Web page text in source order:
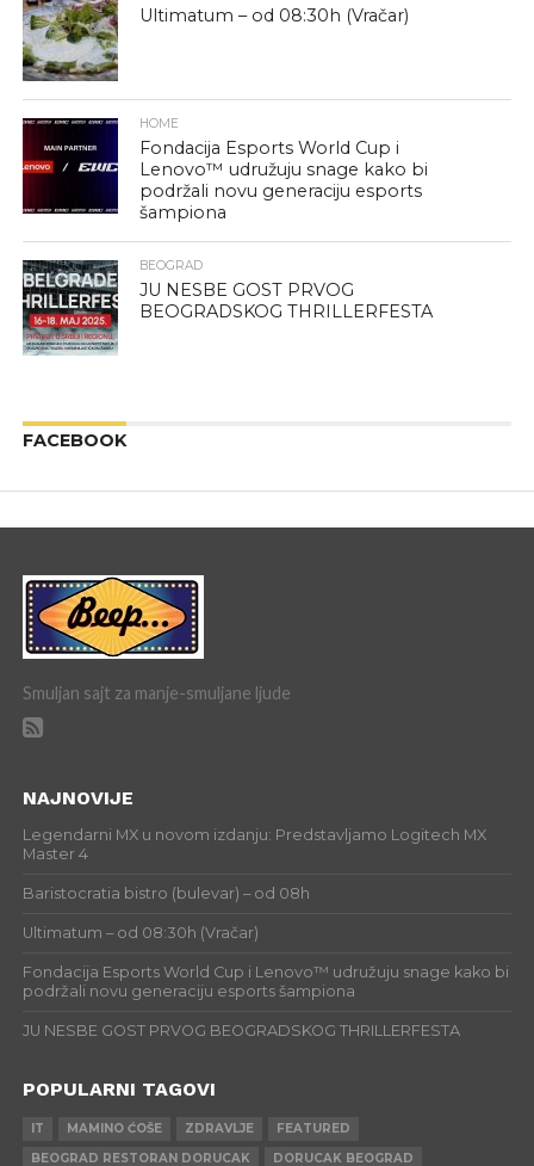
Ultimatum – od 08:30h (Vračar)
HOME
Fondacija Esports World Cup i
Lenovo™ udružuju snage kako bi
podržali novu generaciju esports
šampiona
BEOGRAD
JU NESBE GOST PRVOG
BEOGRADSKOG THRILLERFESTA
FACEBOOK
Smuljan sajt za manje-smuljane ljude
NAJNOVIJE
Legendarni MX u novom izdanju: Predstavljamo Logitech MX
Master 4
Baristocratia bistro (bulevar) – od 08h
Ultimatum – od 08:30h (Vračar)
Fondacija Esports World Cup i Lenovo™ udružuju snage kako bi
podržali novu generaciju esports šampiona
JU NESBE GOST PRVOG BEOGRADSKOG THRILLERFESTA
POPULARNI TAGOVI
IT MAMINO ĆOŠE ZDRAVLJE
FEATURED
BEOGRAD RESTORAN DORUCAK
DORUCAK BEOGRAD